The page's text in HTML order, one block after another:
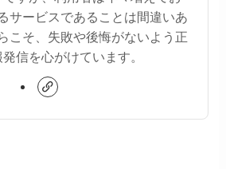
サービスであることは間違いあ
こそ、失敗や後悔がないよう正
信を心がけています。